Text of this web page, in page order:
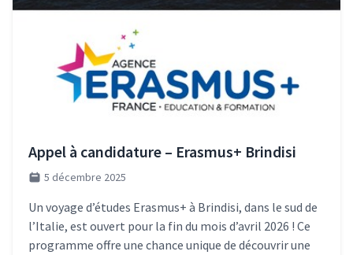
Appel à candidature – Erasmus+ Brindisi
5 décembre 2025
Un voyage d’études Erasmus+ à Brindisi, dans le sud de
l’Italie, est ouvert pour la fin du mois d’avril 2026 ! Ce
programme offre une chance unique de découvrir une